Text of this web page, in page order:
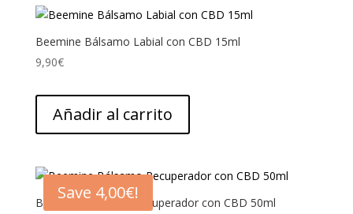
Beemine Bálsamo Labial con CBD 15ml
9,90€
Añadir al carrito
Save 4,00€!
Beemine Bálsamo Recuperador con CBD 50ml